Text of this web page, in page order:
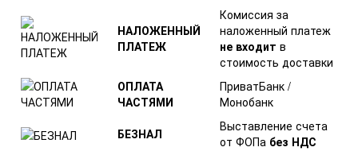
НАЛОЖЕННЫЙ
ПЛАТЕЖ
Комиссия за
наложенный платеж
не входит в
стоимость доставки
ОПЛАТА
ЧАСТЯМИ
ПриватБанк /
Монобанк
БЕЗНАЛ
Выставление счета
от ФОПа без НДС